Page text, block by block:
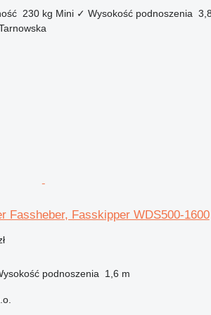
230 kg Mini ✓ Wysokość podnoszenia
Fassheber, Fasskipper WDS500-1600
podnoszenia
1,6 m